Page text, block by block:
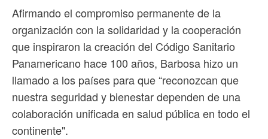
Afirmando el compromiso permanente de la
organización con la solidaridad y la cooperación
que inspiraron la creación del Código Sanitario
Panamericano hace 100 años, Barbosa hizo un
llamado a los países para que “reconozcan que
nuestra seguridad y bienestar dependen de una
colaboración unificada en salud pública en todo el
continente".